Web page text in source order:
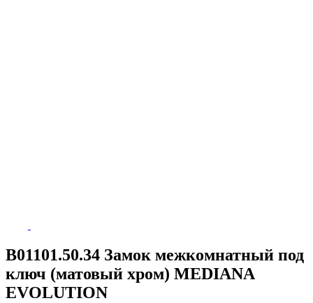
B01101.50.34 Замок межкомнатный под
ключ (матовый хром) MEDIANA
EVOLUTION